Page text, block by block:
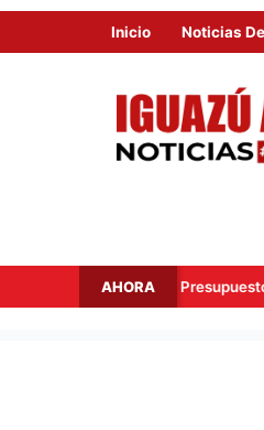
Inicio Noticias
AHORA
el Presupuesto 2027